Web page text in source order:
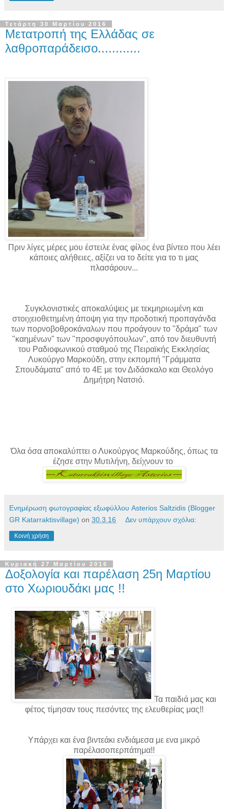
Τετάρτη 30 Μαρτίου 2016
Μετατροπή της Ελλάδας σε
λαθροπαράδεισο............
Πριν λίγες μέρες μου έστειλε ένας φίλος ένα βίντεο που λέει
κάποιες αλήθειες, αξίζει να το δείτε για το τι μας
πλασάρουν...
Συγκλονιστικές αποκαλύψεις με τεκμηριωμένη και
στοιχειοθετημένη άποψη για την προδοτική προπαγάνδα
των πορνοβοθροκάναλων που προάγουν το "δράμα" των
"καημένων" των "προσφυγόπουλων", από τον διευθυντή
του Ραδιοφωνικού σταθμού της Πειραϊκής Εκκλησίας
Λυκούργο Μαρκούδη, στην εκπομπή "Γράμματα
Σπουδάματα" από το 4Ε με τον Διδάσκαλο και Θεολόγο
Δημήτρη Νατσιό.
Όλα όσα αποκαλύπτει ο Λυκούργος Μαρκούδης, όπως τα
έζησε στην Μυτιλήνη, δείχνουν το
Ενημέρωση φωτογραφίας εξωφύλλου Asterios Saltzidis (Blogger
GR Katarraktisvillage) on 30.3.16 Δεν υπάρχουν σχόλια:
Κοινή χρήση
Κυριακή 27 Μαρτίου 2016
Δοξολογία και παρέλαση 25η Μαρτίου
στο Χωριουδάκι μας !!
Τα παιδιά μας και
φέτος τίμησαν τους πεσόντες της ελευθερίας μας!!
Υπάρχει και ένα βιντεάκι ενδιάμεσα με ενα μικρό
παρέλασοπερπάτημα!!